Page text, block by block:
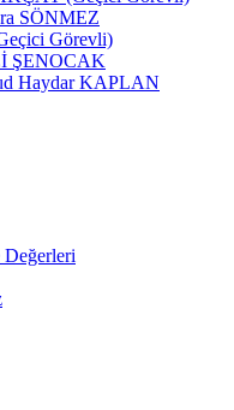
SÖNMEZ
Görevli)
ŞENOCAK
Haydar KAPLAN